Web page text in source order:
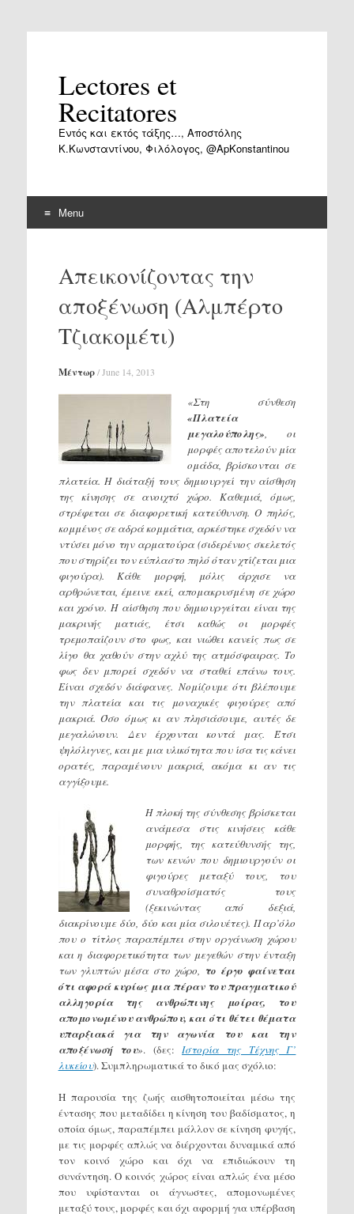
Lectores et
Recitatores
Εντός και εκτός τάξης…, Αποστόλης
Κ.Κωνσταντίνου, Φιλόλογος, @ApKonstantinou
Menu
contentΑπεικονίζοντας την
αποξένωση (Αλμπέρτο
Τζιακομέτι)
Μέντωρ/ June 14, 2013
«Στη σύνθεση
«Πλατεία
μεγαλούπολης» , οι
μορφές αποτελούν μία
ομάδα, βρίσκονται σε
πλατεία. Η διάταξή τους δημιουργεί την αίσθηση
της κίνησης σε ανοιχτό χώρο. Καθεμιά, όμως,
στρέφεται σε διαφορετική κατεύθυνση. Ο πηλός,
κομμένος σε αδρά κομμάτια, αρκέστηκε σχεδόν να
ντύσει μόνο την αρματούρα (σιδερένιος σκελετός
που στηρίζει τον εύπλαστο πηλό όταν χτίζεται μια
φιγούρα). Κάθε μορφή, μόλις άρχισε να
αρθρώνεται, έμεινε εκεί, απομακρυσμένη σε χώρο
και χρόνο. Η αίσθηση που δημιουργείται είναι της
μακρινής ματιάς, έτσι καθώς οι μορφές
τρεμοπαίζουν στο φως, και νιώθει κανείς πως σε
λίγο θα χαθούν στην αχλύ της ατμόσφαιρας. Το
φως δεν μπορεί σχεδόν να σταθεί επάνω τους.
Είναι σχεδόν διάφανες. Νομίζουμε ότι βλέπουμε
την πλατεία και τις μοναχικές φιγούρες από
μακριά. Όσο όμως κι αν πλησιάσουμε, αυτές δε
μεγαλώνουν. Δεν έρχονται κοντά μας. Έτσι
ψηλόλιγνες, και με μια υλικότητα που ίσα τις κάνει
ορατές, παραμένουν μακριά, ακόμα κι αν τις
αγγίξουμε.
Η πλοκή της σύνθεσης βρίσκεται
ανάμεσα στις κινήσεις κάθε
μορφής, της κατεύθυνσής της,
των κενών που δημιουργούν οι
φιγούρες μεταξύ τους, του
συναθροίσματός τους
(ξεκινώντας από δεξιά,
διακρίνουμε δύο, δύο και μία σιλουέτες). Παρ’όλο
που ο τίτλος παραπέμπει στην οργάνωση χώρου
και η διαφορετικότητα των μεγεθών στην ένταξη
των γλυπτών μέσα στο χώρο, το έργο φαίνεται
ότι αφορά κυρίως μια πέραν του πραγματικού
αλληγορία της ανθρώπινης μοίρας, του
απομονωμένου ανθρώπου, και ότι θέτει θέματα
υπαρξιακά για την αγωνία του και την
αποξένωσή του». (δες: Ιστορία της Τέχνης Γ’
λυκείου). Συμπληρωματικά το δικό μας σχόλιο:
Η παρουσία της ζωής αισθητοποιείται μέσω της
έντασης που μεταδίδει η κίνηση του βαδίσματος, η
οποία όμως, παραπέμπει μάλλον σε κίνηση φυγής,
με τις μορφές απλώς να διέρχονται δυναμικά από
τον κοινό χώρο και όχι να επιδιώκουν τη
συνάντηση. Ο κοινός χώρος είναι απλώς ένα μέσο
που υφίστανται οι άγνωστες, απομονωμένες
μεταξύ τους, μορφές και όχι αφορμή για υπέρβαση